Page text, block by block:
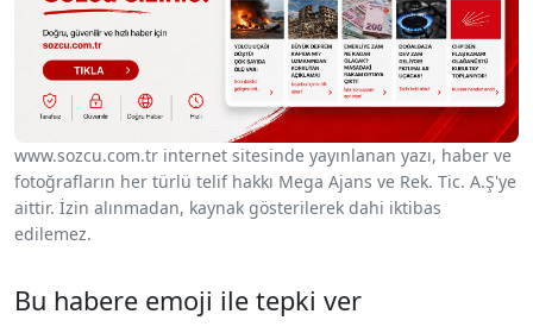
www.sozcu.com.tr internet sitesinde yayınlanan yazı, haber ve
fotoğrafların her türlü telif hakkı Mega Ajans ve Rek. Tic. A.Ş'ye
aittir. İzin alınmadan, kaynak gösterilerek dahi iktibas
edilemez.
Bu habere emoji ile tepki ver